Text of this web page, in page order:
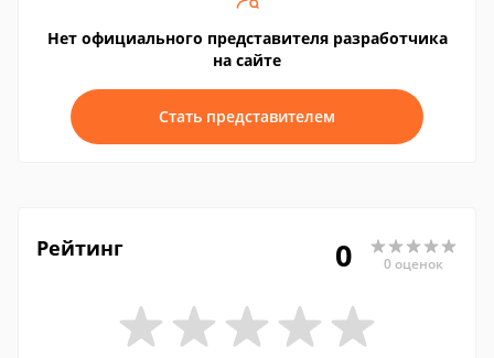
Нет официального представителя разработчика
на сайте
Стать представителем
Рейтинг 0 0 оценок